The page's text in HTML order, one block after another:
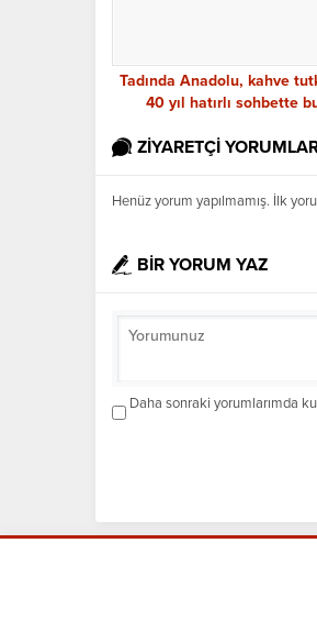
Tadında Anadolu, kahve
40 yıl hatırlı sohbette
ZİYARETÇİ
Henüz yorum yapılmamış. İlk
BİR YORUM YAZ
Daha sonraki yorumlarımda